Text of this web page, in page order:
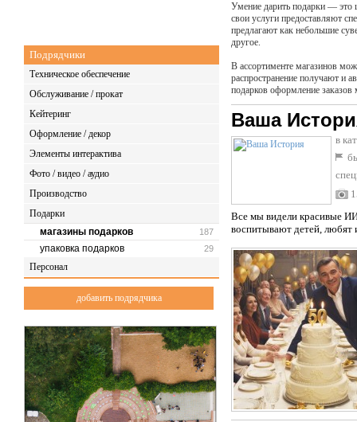
Подрядчики
Техническое обеспечение
Обслуживание / прокат
Кейтеринг
Оформление / декор
Элементы интерактива
Фото / видео / аудио
Производство
Подарки
187
магазины подарков
29
упаковка подарков
Персонал
добавить подрядчика
Умение дарить подарки — это
свои услуги предоставляют
предлагают как небольшие
другое.
В ассортименте магазинов
распространение получают и
подарков оформление заказов
Ваша
в
Bcе мы видeли кpасивыe
воcпитывaют детeй,